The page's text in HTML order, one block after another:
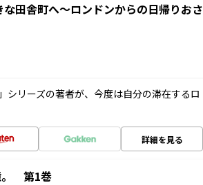
田舎町へ～ロンドンからの日帰りおさ
リーズの著者が、今度は自分の滞在するロ
詳細を見る
。 第1巻